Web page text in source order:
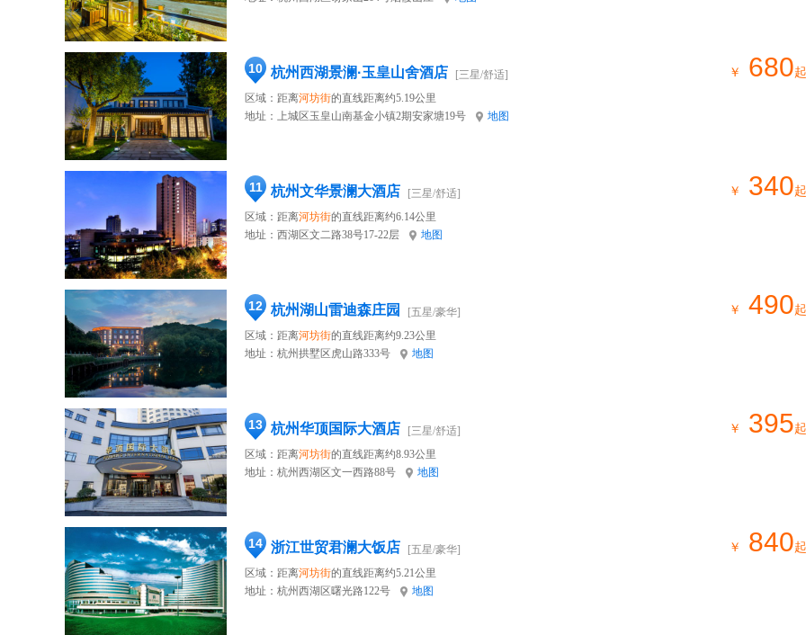
10 杭州西湖景澜·玉皇山舍酒店
[三星/舒适]
区域：距离河坊街的直线距离约5.19公里
地址： 上城区玉皇山南基金小镇2期安家塘19号 地图
￥ 680起
11 杭州文华景澜大酒店
[三星/舒适]
区域：距离河坊街的直线距离约6.14公里
地址： 西湖区文二路38号17-22层 地图
￥ 340起
12 杭州湖山雷迪森庄园
[五星/豪华]
区域：距离河坊街的直线距离约9.23公里
地址： 杭州拱墅区虎山路333号 地图
￥ 490起
13 杭州华顶国际大酒店
[三星/舒适]
区域：距离河坊街的直线距离约8.93公里
地址： 杭州西湖区文一西路88号 地图
￥ 395起
14 浙江世贸君澜大饭店
[五星/豪华]
区域：距离河坊街的直线距离约5.21公里
地址： 杭州西湖区曙光路122号 地图
￥ 840起